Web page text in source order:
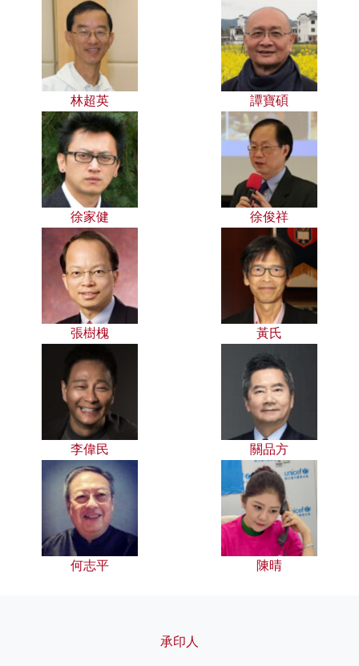
林超英 譚寶碩
徐家健 徐俊祥
張樹槐 黃氏
李偉民 關品方
何志平 陳晴
承印人